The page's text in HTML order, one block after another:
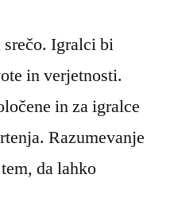
srečo. Igralci bi
in verjetnosti.
in za igralce
Razumevanje
da lahko